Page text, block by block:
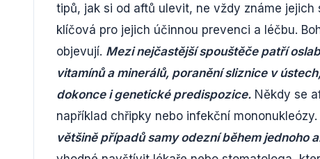
tipů, jak si od aftů ulevit, ne vždy známe
klíčová pro jejich účinnou prevenci a léčbu.
objevují. Mezi nejčastější spouštěče patří
vitamínů a minerálů, poranění sliznice v
dokonce i genetické predispozice. Někdy se
například chřipky nebo infekční mononukleózy.
většině případů samy odezní během jednoho